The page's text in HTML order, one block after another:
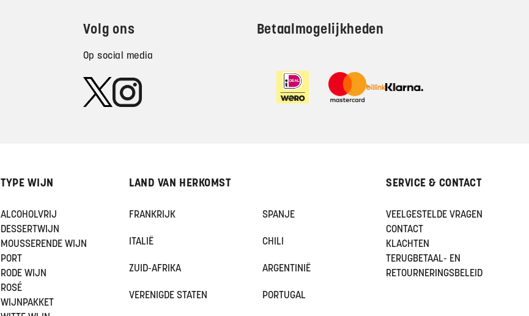
Volg ons
Op social media
Betaalmogelijkheden
TYPE WIJN
ALCOHOLVRIJ
DESSERTWIJN
MOUSSERENDE WIJN
PORT
RODE WIJN
ROSÉ
WIJNPAKKET
LAND VAN HERKOMST
FRANKRIJK SPANJE
ITALIË CHILI
ZUID-AFRIKA ARGENTINIË
VERENIGDE STATEN PORTUGAL
SERVICE & CONTACT
VEELGESTELDE VRAGEN
CONTACT
KLACHTEN
TERUGBETAAL- EN
RETOURNERINGSBELEID